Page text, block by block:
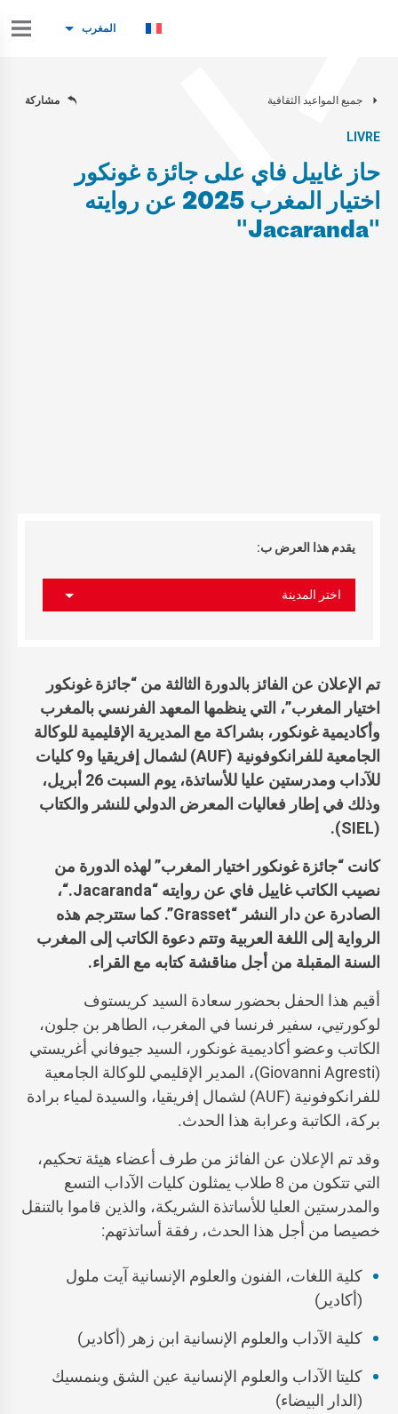
المغرب
جميع المواعيد الثقافية مشاركة
LIVRE
حاز غاييل فاي على جائزة غونكور
اختيار المغرب 2025 عن روايته
"Jacaranda"
يقدم هذا العرض ب:
اختر المدينة
تم الإعلان عن الفائز بالدورة الثالثة من “جائزة غونكور
اختيار المغرب”، التي ينظمها المعهد الفرنسي بالمغرب
وأكاديمية غونكور، بشراكة مع المديرية الإقليمية للوكالة
الجامعية للفرانكوفونية (AUF
) لشمال إفريقيا و9 كليات
للآداب ومدرستين عليا للأساتذة، يوم السبت 26 أبريل،
وذلك في إطار فعاليات المعرض الدولي للنشر والكتاب
(
SIEL
).
كانت “جائزة غونكور اختيار المغرب” لهذه الدورة من
نصيب الكاتب غاييل فاي عن روايته “Jacaranda.
“،
الصادرة عن دار النشر “Grasset”. كما ستترجم هذه
الرواية إلى اللغة العربية وتتم دعوة الكاتب إلى المغرب
السنة المقبلة من أجل مناقشة كتابه مع القراء.
أقيم هذا الحفل بحضور سعادة السيد كريستوف
لوكورتيي، سفير فرنسا في المغرب، الطاهر بن جلون،
الكاتب وعضو أكاديمية غونكور، السيد جيوفاني أغريستي
(Giovanni Agresti)، المدير الإقليمي للوكالة الجامعية
للفرانكوفونية (AUF) لشمال إفريقيا، والسيدة لمياء برادة
بركة، الكاتبة وعرابة هذا الحدث.
وقد تم الإعلان عن الفائز من طرف أعضاء هيئة تحكيم،
التي تتكون من 8 طلاب يمثلون كليات الآداب التسع
والمدرستين العليا للأساتذة الشريكة، والذين قاموا بالتنقل
خصيصا من أجل هذا الحدث، رفقة أساتذتهم:
كلية اللغات، الفنون والعلوم الإنسانية آيت ملول
(أكادير)
كلية الآداب والعلوم الإنسانية ابن زهر (أكادير)
كليتا الآداب والعلوم الإنسانية عين الشق وبنمسيك
(الدار البيضاء)